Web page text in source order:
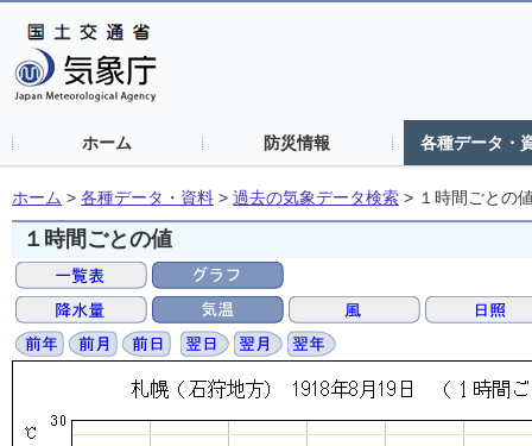
ホーム 防災情報 各種データ・
ホーム > 各種データ・資料 > 過去の気象データ検索 > １時間ごとの
１時間ごとの値